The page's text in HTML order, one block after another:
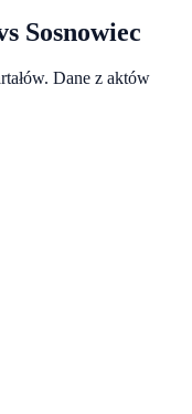
Sosnowiec
Dane z aktów